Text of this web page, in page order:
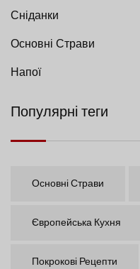
Сніданки
Основні Страви
Напої
Популярні теги
Основні Страви
Європейська Кухня
Покрокові Рецепти